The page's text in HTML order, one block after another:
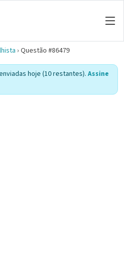
› Questão #86479
hoje (10 restantes). Assine